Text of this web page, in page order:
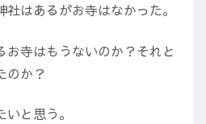
はあるがお寺はなかった。
寺はもうないのか？それと
のか？
と思う。